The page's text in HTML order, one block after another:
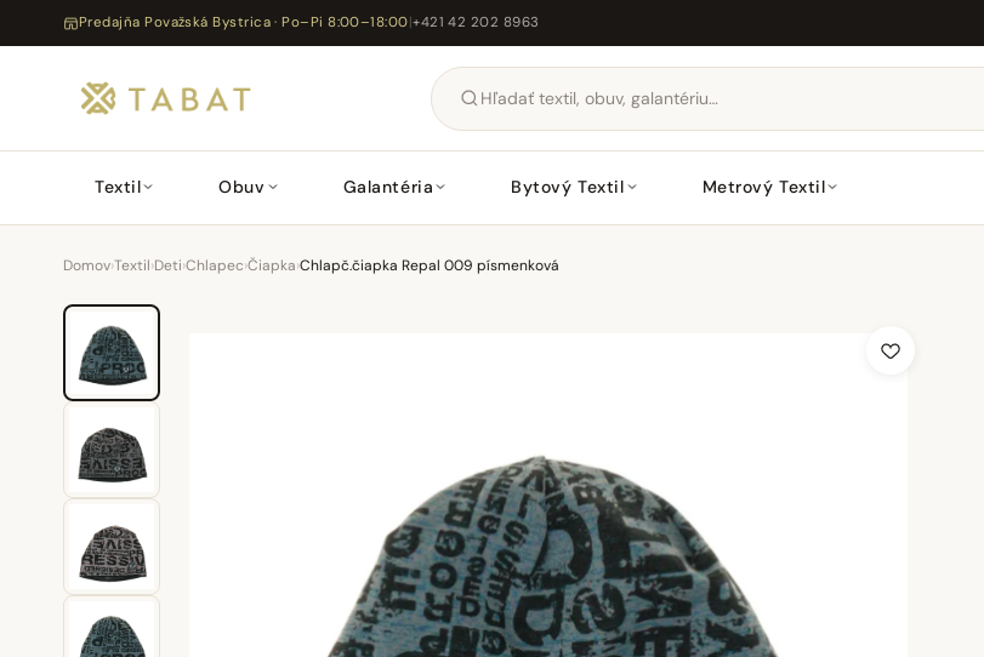
Predajňa Považská Bystrica · Po–Pi 8:00–18:00|+421 42 202 8963
Textil Obuv Galantéria Bytový Textil Metrový Textil
Domov›Textil›Deti›Chlapec›Čiapka›Chlapč.čiapka Repal 009 písmenková